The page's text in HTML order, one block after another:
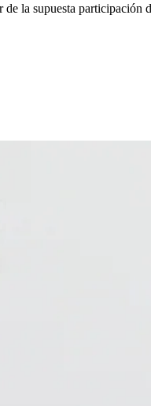
la supuesta participación